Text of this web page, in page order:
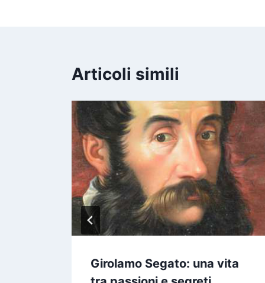
Articoli simili
Girolamo Segato: una vita